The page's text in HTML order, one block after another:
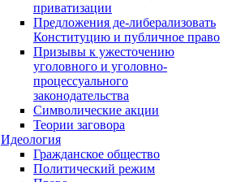
приватизации
Предложения де-либерализовать
Конституцию и публичное право
Призывы к ужесточению
уголовного и уголовно-
процессуального
законодательства
Символические акции
Теории заговора
Идеология
Гражданское общество
Политический режим